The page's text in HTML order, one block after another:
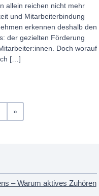
allein reichen nicht mehr
und Mitarbeiterbindung
erkennen deshalb den
der gezielten Förderung
Doch worauf
[…]
»
– Warum aktives Zuhören